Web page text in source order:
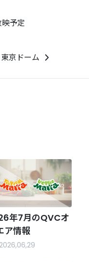
予定
京ドーム
年7月のQVCオ
ア情報
2026,06,29